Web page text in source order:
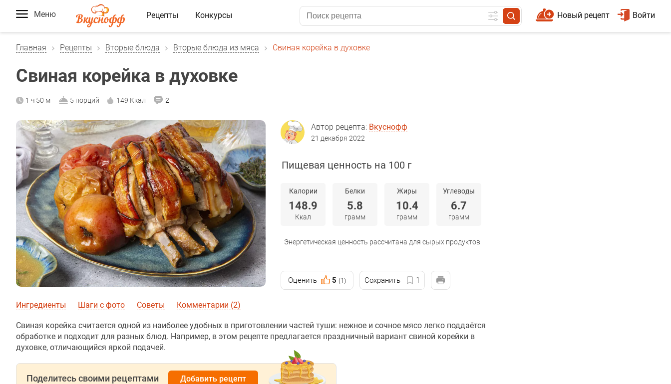
Меню Рецепты Конкурсы Войти
Новый рецепт
Главная Рецепты Вторые блюда Вторые блюда из мяса Свиная корейка в духовке
Свиная корейка в духовке
1 ч 50 м 5 порций 149 Ккал 2
Автор рецепта: Вкуснофф
21 декабря 2022
Пищевая ценность на 100 г
Калории
148.9
Ккал
Белки
5.8
грамм
Жиры
10.4
грамм
Углеводы
6.7
грамм
Энергетическая ценность рассчитана для сырых продуктов
Оценить 5 (1) Сохранить 1
Ингредиенты Шаги с фото Советы Комментарии (2)
Свиная корейка считается одной из наиболее удобных в приготовлении частей туши: нежное и сочное мясо легко поддаётся
обработке и подходит для разных блюд. Например, в этом рецепте предлагается праздничный вариант свиной корейки в
духовке, отличающийся яркой подачей.
Поделитесь своими рецептами Добавить рецепт